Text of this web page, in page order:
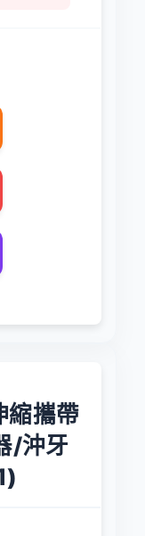
縮攜帶
/沖牙